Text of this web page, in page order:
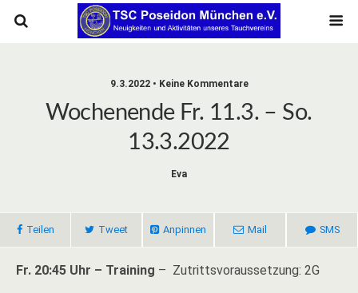
9.3.2022 • Keine Kommentare
Wochenende Fr. 11.3. – So.
13.3.2022
Eva
Teilen Tweet Anpinnen Mail SMS
Fr. 20:45 Uhr – Training – Zutrittsvoraussetzung: 2G